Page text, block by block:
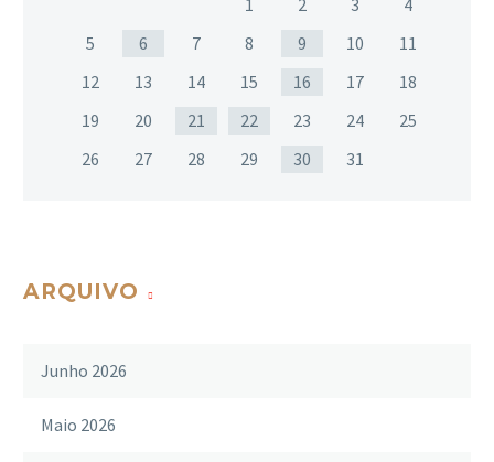
5
6 7 8 9 10
11
12
13 14 15 16 17
18
19
20 21 22 23 24
25
26
27 28 29 30 31
ARQUIVO
Junho 2026
Maio 2026